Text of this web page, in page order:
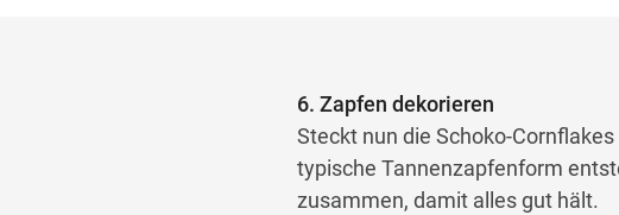
6. Zapfen dekorieren
Steckt nun die Schoko-
typische Tannenzapfenform
zusammen, damit alles gut hält.